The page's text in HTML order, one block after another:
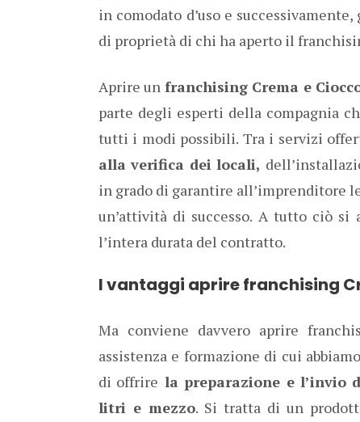
in comodato d’uso e
di proprietà di chi ha aperto il
Aprire un franchising Crema e
parte degli esperti della compagnia
tutti i modi possibili. Tra i servizi
alla verifica dei locali,
in grado di garantire all’imprenditore
un’attività di successo. A tutto ciò si
l’intera durata del contratto.
I vantaggi aprire franchising
Ma conviene davvero aprire
assistenza e formazione di cui
di offrire la preparazione e l’invio
litri e mezzo. Si tratta di un